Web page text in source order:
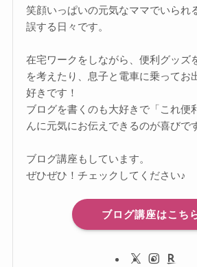
笑顔いっぱいの元気なママでいられ
誤する日々です。
在宅ワークをしながら、便利グッズ
を考えたり、息子と電車に乗ってお
好きです！
ブログを書くのも大好きで「これ便
んに元気にお伝えできるのが喜びで
ブログ講座もしています。
ぜひぜひ！チェックしてください♪
ブログ講座はこち